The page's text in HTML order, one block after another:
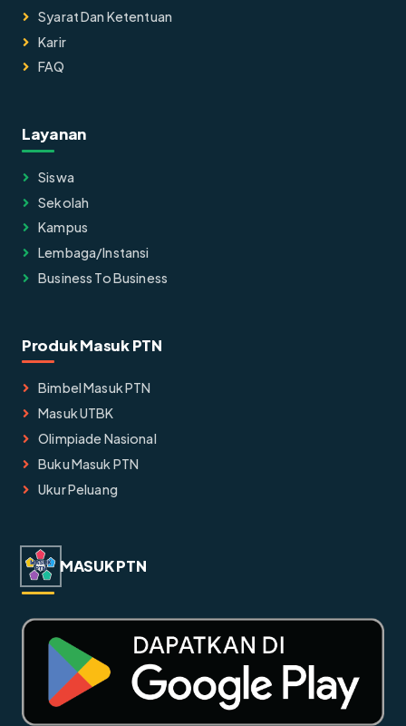
Syarat Dan Ketentuan
Karir
FAQ
Layanan
Siswa
Sekolah
Kampus
Lembaga/instansi
Business To Business
Produk Masuk PTN
Bimbel Masuk PTN
Masuk UTBK
Olimpiade Nasional
Buku Masuk PTN
Ukur Peluang
MASUK PTN